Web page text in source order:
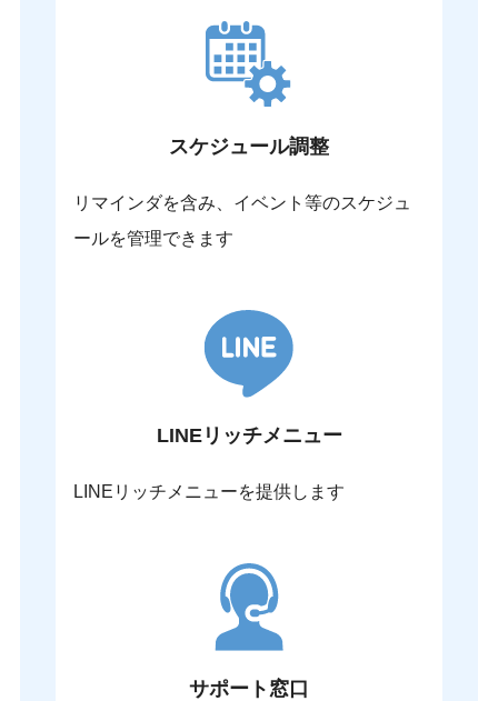
スケジュール調整
リマインダを含み、イベント等のスケジュ
ールを管理できます
LINEリッチメニュー
LINEリッチメニューを提供します
サポート窓口